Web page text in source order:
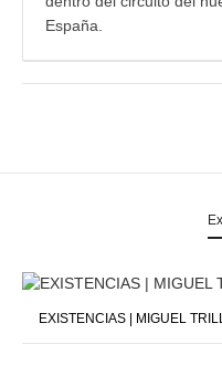
España.
EXISTENCIAS | MIGUEL